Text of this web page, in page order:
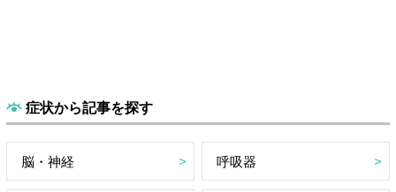
症状から記事を探す
脳・神経 呼吸器